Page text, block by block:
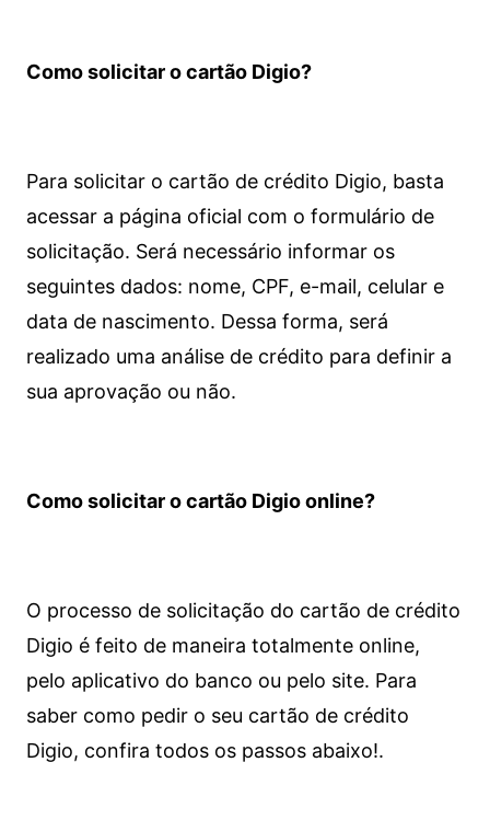
Como solicitar o cartão Digio?
Para solicitar o cartão de crédito Digio, basta
acessar a página oficial com o formulário de
solicitação. Será necessário informar os
seguintes dados: nome, CPF, e-mail, celular e
data de nascimento. Dessa forma, será
realizado uma análise de crédito para definir a
sua aprovação ou não.
Como solicitar o cartão Digio online?
O processo de solicitação do cartão de crédito
Digio é feito de maneira totalmente online,
pelo aplicativo do banco ou pelo site. Para
saber como pedir o seu cartão de crédito
Digio, confira todos os passos abaixo!.